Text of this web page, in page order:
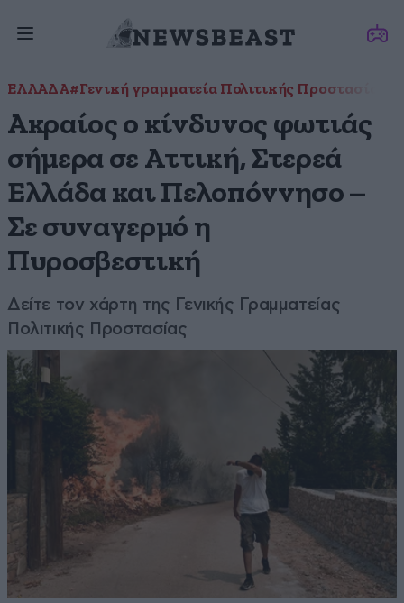
ΕΛΛΑΔΑ#Γενική γραμματεία Πολιτικής Προστασίας
Ακραίος ο κίνδυνος φωτιάς
σήμερα σε Αττική, Στερεά
Ελλάδα και Πελοπόννησο –
Σε συναγερμό η
Πυροσβεστική
Δείτε τον χάρτη της Γενικής Γραμματείας
Πολιτικής Προστασίας